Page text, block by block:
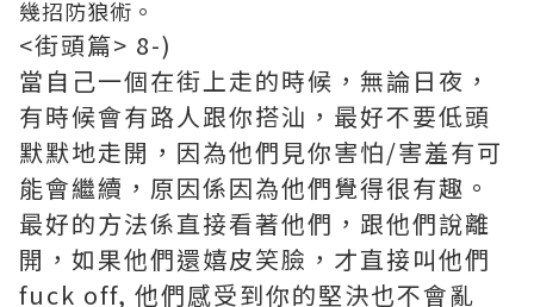
幾招防狼術。
<街頭篇> 8-)
當自己一個在街上走的時候，無論日夜，
有時候會有路人跟你搭汕，最好不要低頭
默默地走開，因為他們見你害怕/害羞有可
能會繼續，原因係因為他們覺得很有趣。
最好的方法係直接看著他們，跟他們說離
開，如果他們還嬉皮笑臉，才直接叫他們
fuck off, 他們感受到你的堅決也不會亂